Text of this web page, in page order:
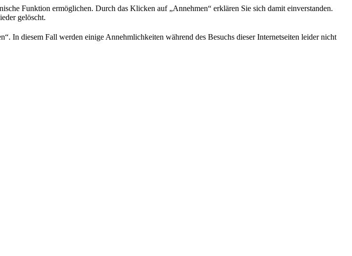
Funktion ermöglichen. Durch das Klicken auf „Annehmen“ erklären Sie sich damit einverstanden.
gelöscht.
In diesem Fall werden einige Annehmlichkeiten während des Besuchs dieser Internetseiten leider nicht